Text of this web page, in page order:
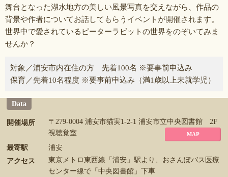
舞台となった湖水地方の美しい風景写真を交えながら、作品の
背景や作者についてお話してもらうイベントが開催されます。
世界中で愛されているピーターラビットの世界をのぞいてみま
せんか？
対象／浦安市内在住の方 先着100名 ※要事前申込み
保育／先着10名程度 ※要事前申込み（満1歳以上未就学児）
Data
開催場所
〒279-0004 浦安市猫実1-2-1 浦安市立中央図書館 2F
視聴覚室
MAP
最寄駅
浦安
アクセス
東京メトロ東西線「浦安」駅より、おさんぽバス医療
センター線で「中央図書館」下車